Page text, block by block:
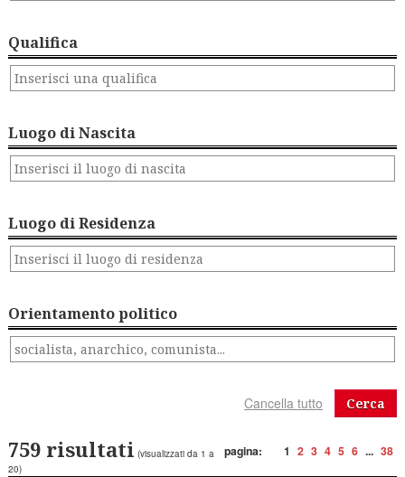
Qualifica
Luogo di Nascita
Luogo di Residenza
Orientamento politico
Cerca
pagina: 1 2 3 4 5 6 ... 38
759 risultati (visualizzati da 1 a
20)